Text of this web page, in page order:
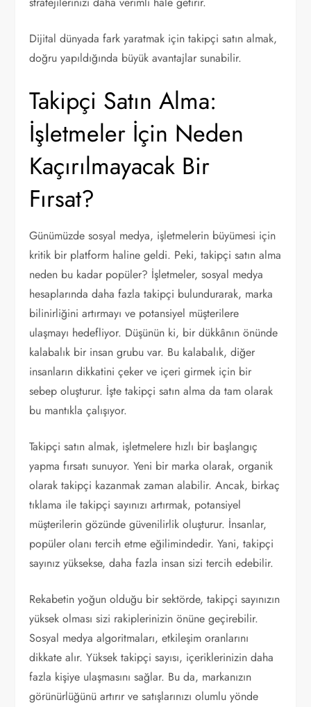
Dijital dünyada fark yaratmak için takipçi satın almak,
doğru yapıldığında büyük avantajlar sunabilir.
Takipçi Satın Alma:
İşletmeler İçin Neden
Kaçırılmayacak Bir
Fırsat?
Günümüzde sosyal medya, işletmelerin büyümesi için
kritik bir platform haline geldi. Peki, takipçi satın alma
neden bu kadar popüler? İşletmeler, sosyal medya
hesaplarında daha fazla takipçi bulundurarak, marka
bilinirliğini artırmayı ve potansiyel müşterilere
ulaşmayı hedefliyor. Düşünün ki, bir dükkânın önünde
kalabalık bir insan grubu var. Bu kalabalık, diğer
insanların dikkatini çeker ve içeri girmek için bir
sebep oluşturur. İşte takipçi satın alma da tam olarak
bu mantıkla çalışıyor.
Takipçi satın almak, işletmelere hızlı bir başlangıç
yapma fırsatı sunuyor. Yeni bir marka olarak, organik
olarak takipçi kazanmak zaman alabilir. Ancak, birkaç
tıklama ile takipçi sayınızı artırmak, potansiyel
müşterilerin gözünde güvenilirlik oluşturur. İnsanlar,
popüler olanı tercih etme eğilimindedir. Yani, takipçi
sayınız yüksekse, daha fazla insan sizi tercih edebilir.
Rekabetin yoğun olduğu bir sektörde, takipçi sayınızın
yüksek olması sizi rakiplerinizin önüne geçirebilir.
Sosyal medya algoritmaları, etkileşim oranlarını
dikkate alır. Yüksek takipçi sayısı, içeriklerinizin daha
fazla kişiye ulaşmasını sağlar. Bu da, markanızın
görünürlüğünü artırır ve satışlarınızı olumlu yönde